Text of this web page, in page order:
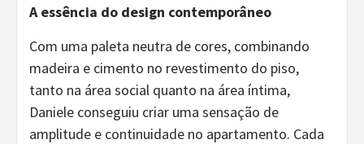
A essência do design contemporâneo
Com uma paleta neutra de cores, combinando
madeira e cimento no revestimento do piso,
tanto na área social quanto na área íntima,
Daniele conseguiu criar uma sensação de
amplitude e continuidade no apartamento. Cada